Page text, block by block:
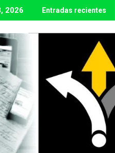
2026 Entradas recientes